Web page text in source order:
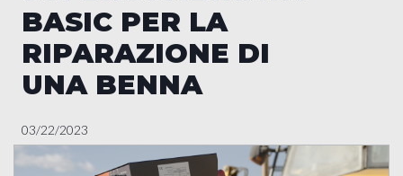
BASIC PER LA
RIPARAZIONE DI
UNA BENNA
03/22/2023